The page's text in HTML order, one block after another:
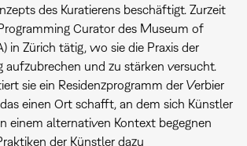
des Kuratierens beschäftigt. Zurzeit
Curator des Museum of
in Zürich tätig, wo sie die Praxis der
aufzubrechen und zu stärken versucht.
sie ein Residenzprogramm der Verbier
einen Ort schafft, an dem sich Künstler
einem alternativen Kontext begegnen
der Künstler dazu